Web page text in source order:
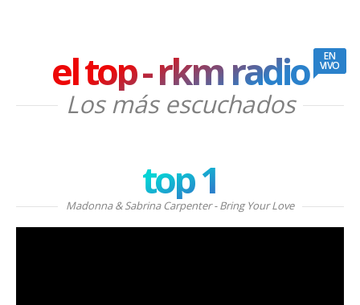
el top - rkm radio EN
VIVO
Los más escuchados
top 1
Madonna & Sabrina Carpenter - Bring Your Love